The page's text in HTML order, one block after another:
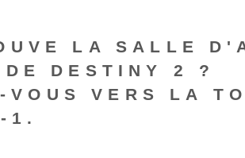
LA SALLE
DE DESTINY 2 ?
VOUS VERS LA
1.